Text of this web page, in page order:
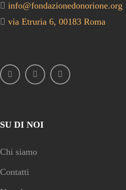
info@fondazionedonorione.org
via Etruria 6, 00183 Roma
SU DI NOI
Chi siamo
Contatti